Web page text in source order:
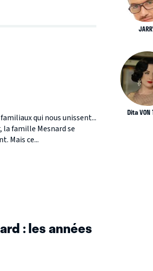
qui nous unissent...
la famille Mesnard se
Mais ce...
: les années
Dita VON